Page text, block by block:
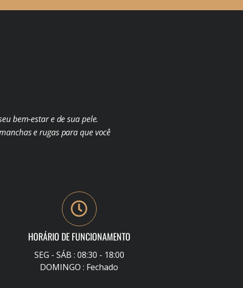
bem-estar e de sua pele.
e rugas para que você
HORÁRIO DE FUNCIONAMENTO
SEG - SÁB : 08:30 - 18:00
DOMINGO : Fechado